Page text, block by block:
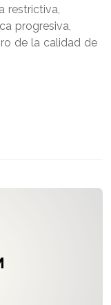
restrictiva,
progresiva,
de la calidad de